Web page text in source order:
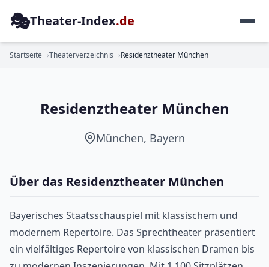
🎭Theater-Index.de
Startseite Theaterverzeichnis Residenztheater München
SCHAUSPIEL
Residenztheater München
München, Bayern
Über das Residenztheater München
Bayerisches Staatsschauspiel mit klassischem und
modernem Repertoire. Das Sprechtheater präsentiert
ein vielfältiges Repertoire von klassischen Dramen bis